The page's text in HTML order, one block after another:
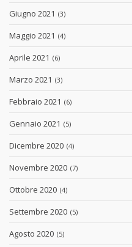
Giugno 2021 (3)
Maggio 2021 (4)
Aprile 2021 (6)
Marzo 2021 (3)
Febbraio 2021 (6)
Gennaio 2021 (5)
Dicembre 2020 (4)
Novembre 2020 (7)
Ottobre 2020 (4)
Settembre 2020 (5)
Agosto 2020 (5)